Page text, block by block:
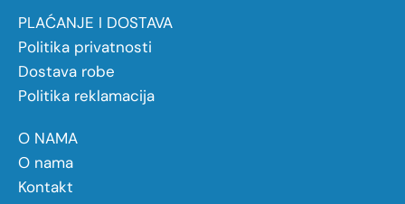
PLAĆANJE I DOSTAVA
Politika privatnosti
Dostava robe
Politika reklamacija
O NAMA
O nama
Kontakt